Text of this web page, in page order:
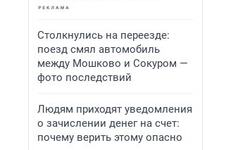
Столкнулись на переезде:
поезд смял автомобиль
между Мошково и Сокуром —
фото последствий
Людям приходят уведомления
о зачислении денег на счет:
почему верить этому опасно